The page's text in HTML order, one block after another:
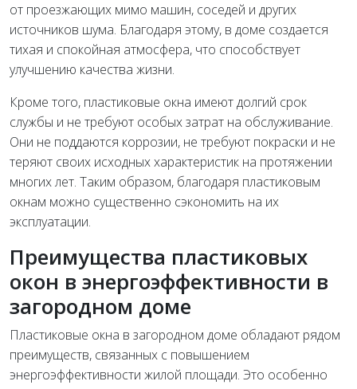
от проезжающих мимо машин, соседей и других
источников шума. Благодаря этому, в доме создается
тихая и спокойная атмосфера, что способствует
улучшению качества жизни.
Кроме того, пластиковые окна имеют долгий срок
службы и не требуют особых затрат на обслуживание.
Они не поддаются коррозии, не требуют покраски и не
теряют своих исходных характеристик на протяжении
многих лет. Таким образом, благодаря пластиковым
окнам можно существенно сэкономить на их
эксплуатации.
Преимущества пластиковых
окон в энергоэффективности в
загородном доме
Пластиковые окна в загородном доме обладают рядом
преимуществ, связанных с повышением
энергоэффективности жилой площади. Это особенно